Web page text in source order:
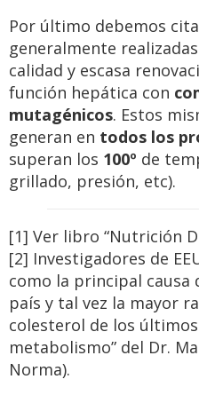
Por último debemos
generalmente
calidad y escasa
función hepática con
mutagénicos. Estos
generan en todos los
superan los 100º de
grillado, presión, etc).
[1] Ver libro “Nutrición
[2] Investigadores de
como la principal causa
país y tal vez la mayor
colesterol de los
metabolismo” del Dr.
Norma).